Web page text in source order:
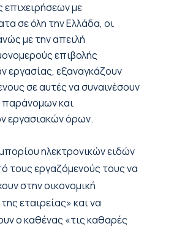
με
σε όλη την Ελλάδα, οι
με την απειλή
επιβολής
εργασίας, εξαναγκάζουν
σε αυτές να συναινέσουν
και
εργασιακών όρων.
ηλεκτρονικών ειδών
τους εργαζόμενούς τους να
στην οικονομική
εταιρείας» και να
ο καθένας «τις καθαρές